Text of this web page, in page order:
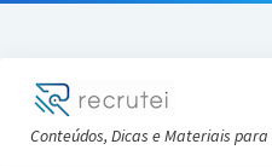
Conteúdos, Dicas e Materiais